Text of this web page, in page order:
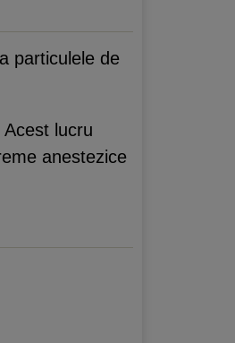
particulele de
lucru
anestezice